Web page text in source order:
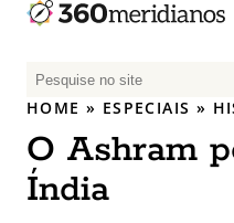
P
e
q
u
i
HOME » ESPECIAIS »
O Ashram
Índia